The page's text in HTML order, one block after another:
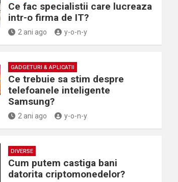
Ce fac specialistii care lucreaza
intr-o firma de IT?
2 ani ago y-o-n-y
GADGETURI & APLICATII
Ce trebuie sa stim despre
telefoanele inteligente
Samsung?
2 ani ago y-o-n-y
DIVERSE
Cum putem castiga bani
datorita criptomonedelor?